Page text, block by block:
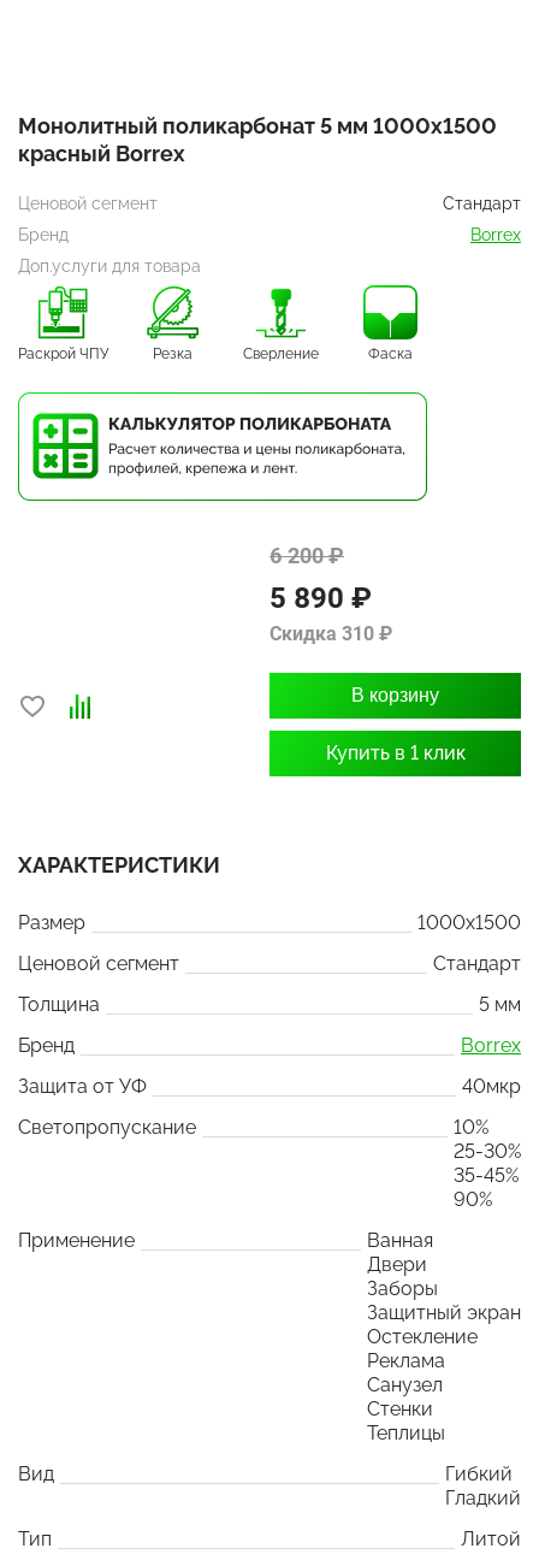
Монолитный поликарбонат 5 мм 1000х1500
красный Borrex
Ценовой сегмент
Стандарт
Бренд
Borrex
Доп.услуги для товара
Раскрой ЧПУ Резка Сверление Фаска
6 200 ₽
5 890 ₽
Скидка 310 ₽
В корзину
Купить в 1 клик
ХАРАКТЕРИСТИКИ
Размер
1000x1500
Ценовой сегмент
Стандарт
Толщина
5 мм
Бренд
Borrex
Защита от УФ
40мкр
Светопропускание
10%
25-30%
35-45%
90%
Применение
Ванная
Двери
Заборы
Защитный экран
Остекление
Реклама
Санузел
Стенки
Теплицы
Вид
Гибкий
Гладкий
Тип
Литой